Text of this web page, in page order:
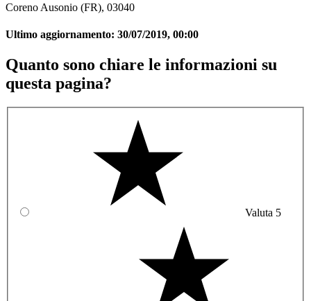
Coreno Ausonio (FR), 03040
Ultimo aggiornamento: 30/07/2019, 00:00
Quanto sono chiare le informazioni su
questa pagina?
Valuta 5